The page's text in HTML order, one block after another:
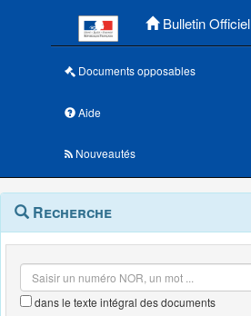
Bulletin Officiel
Documents opposables
Aide
Nouveautés
Navigation
outils
Menu
contextuel
Recherche
dans le texte intégral des documents